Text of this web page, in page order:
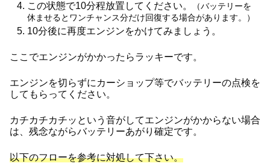
この状態で10分程放置してください。
（バッテリーを
休ませるとワンチャンス分だけ回復する場合があります。）
10分後に再度エンジンをかけてみましょう。
ここでエンジンがかかったらラッキーです。
エンジンを切らずにカーショップ等でバッテリーの点検を
してもらってください。
カチカチカチッという音がしてエンジンがかからない場合
は、残念ながらバッテリーあがり確定です。
以下のフローを参考に対処して下さい。